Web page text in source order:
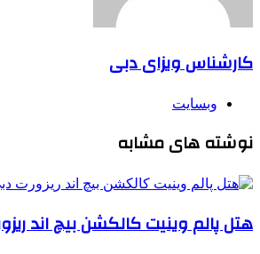
کارشناس ویزای دبی
وبسایت
نوشته های مشابه
هتل پالم وینیت کالکشن بیچ اند